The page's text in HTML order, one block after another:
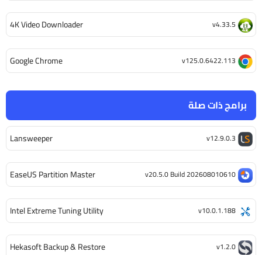
برامج ذات صلة
Lansweeper v12.9.0.3
EaseUS Partition Master v20.5.0 Build 202608010610
Intel Extreme Tuning Utility v10.0.1.188
Hekasoft Backup & Restore v1.2.0
4K Video Downloader v4.33.5
Google Chrome v125.0.6422.113